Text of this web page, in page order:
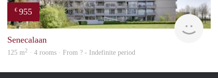
€ 955
Senecalaan
125 m2 · 4 rooms · From ? - Indefinite period